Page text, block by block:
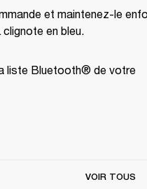
et maintenez-le
en bleu.
liste Bluetooth® de votre
VOIR TOUS